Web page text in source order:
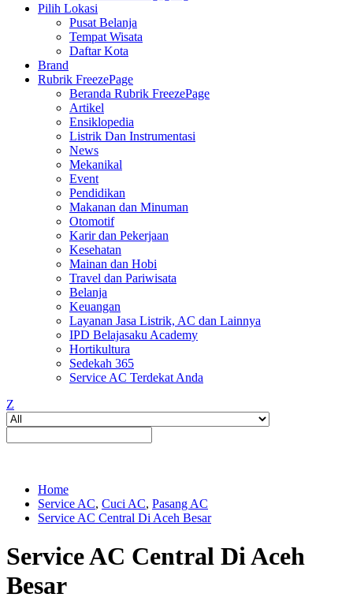
Pilih Lokasi
Pusat Belanja
Tempat Wisata
Daftar Kota
Brand
Rubrik FreezePage
Beranda Rubrik FreezePage
Artikel
Ensiklopedia
Listrik Dan Instrumentasi
News
Mekanikal
Event
Pendidikan
Makanan dan Minuman
Otomotif
Karir dan Pekerjaan
Kesehatan
Mainan dan Hobi
Travel dan Pariwisata
Belanja
Keuangan
Layanan Jasa Listrik, AC dan Lainnya
IPD Belajasaku Academy
Hortikultura
Sedekah 365
Service AC Terdekat Anda
Z
Home
Service AC, Cuci AC, Pasang AC
Service AC Central Di Aceh Besar
Service AC Central Di Aceh
Besar